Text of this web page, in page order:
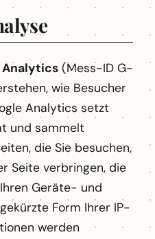
Analytics (Mess-ID G-
wie Besucher
Analytics setzt
und sammelt
die Sie besuchen,
Seite verbringen, die
Geräte- und
Form Ihrer IP-
werden